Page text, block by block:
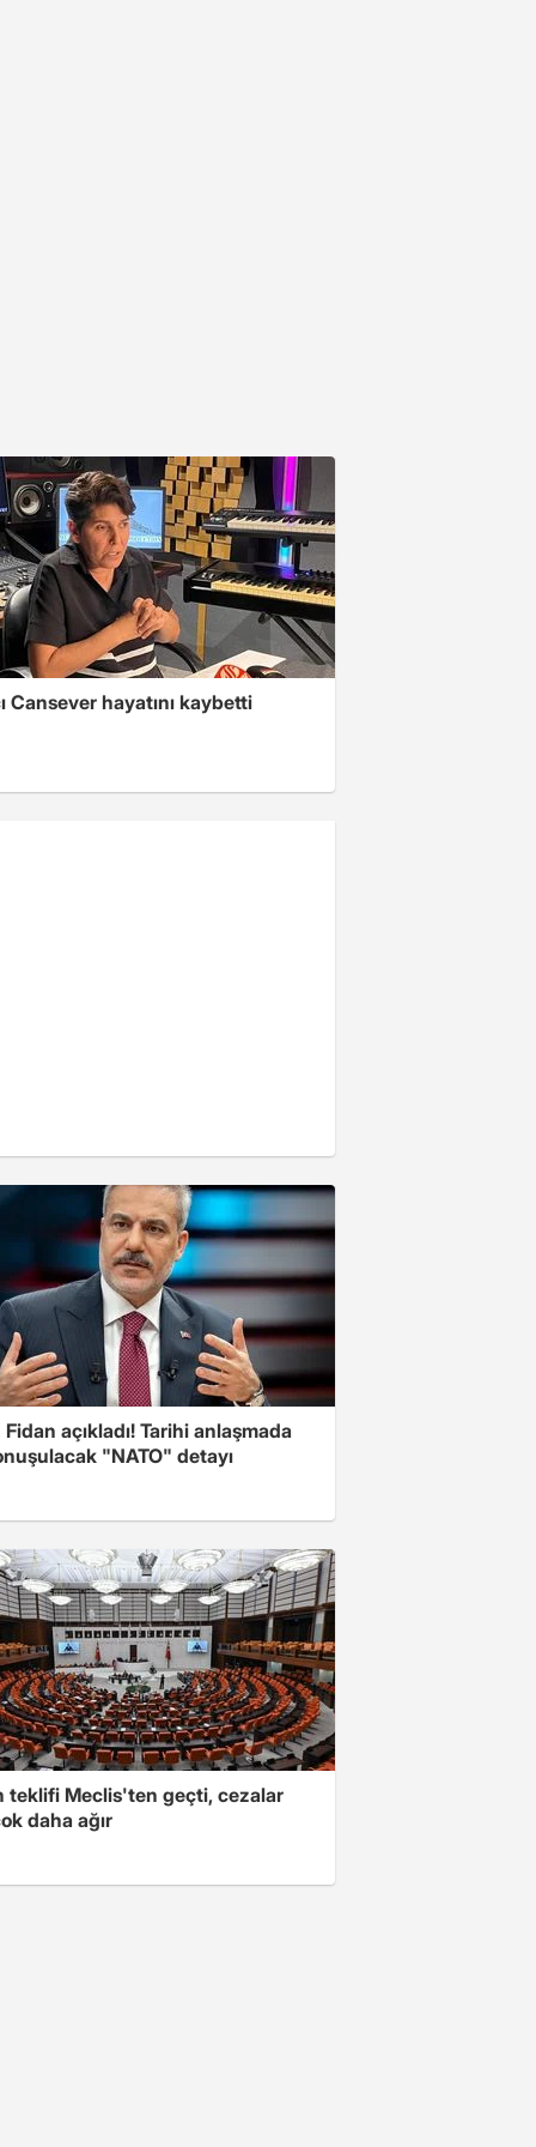
Cansever hayatını kaybetti
açıkladı! Tarihi anlaşmada
"NATO" detayı
teklifi Meclis'ten geçti, cezalar
daha ağır